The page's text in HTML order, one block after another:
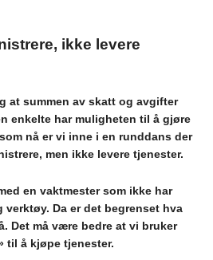
ikke levere
at summen av skatt og avgifter
enkelte har muligheten til å gjøre
nå er vi inne i en runddans der
men ikke levere tjenester.
en vaktmester som ikke har
verktøy. Da er det begrenset hva
Det må være bedre at vi bruker
til å kjøpe tjenester.